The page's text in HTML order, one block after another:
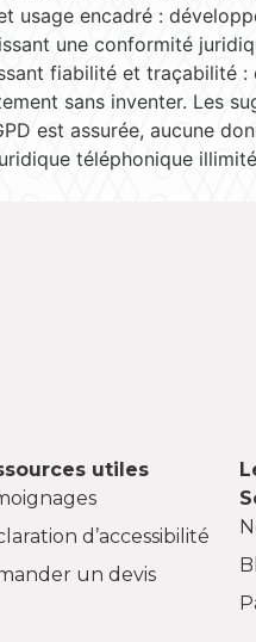
usage encadré :
une conformité
fiabilité et traçabilité
sans inventer. Les
est assurée, aucune
téléphonique
utiles
d’accessibilité
un devis